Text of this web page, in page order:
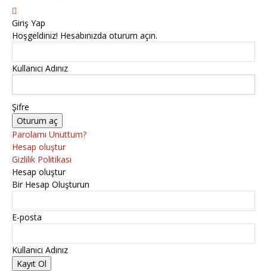
Giriş Yap
Hoşgeldiniz! Hesabınızda oturum açın.
Kullanıcı Adınız
Şifre
Parolamı Unuttum?
Hesap oluştur
Gizlilik Politikası
Hesap oluştur
Bir Hesap Oluşturun
E-posta
Kullanıcı Adınız